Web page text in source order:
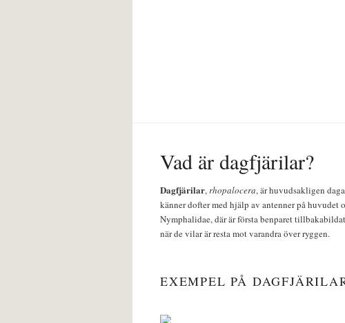
Vad är dagfjärilar?
Dagfjärilar,rhopalocera, är huvudsakligen
känner dofter med hjälp av antenner på huvudet
Nymphalidae, där är första benparet
när de vilar är resta mot varandra över ryggen.
EXEMPEL PÅ